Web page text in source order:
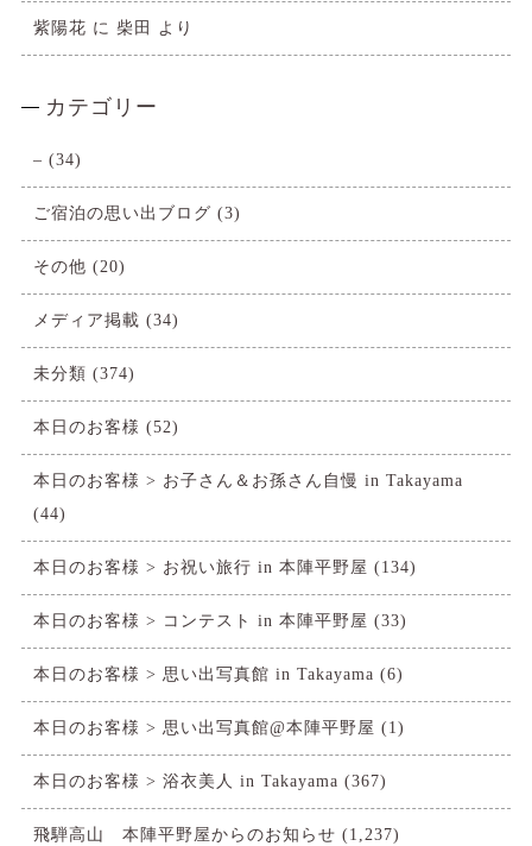
紫陽花 に 柴田 より
カテゴリー
– (34)
ご宿泊の思い出ブログ (3)
その他 (20)
メディア掲載 (34)
未分類 (374)
本日のお客様 (52)
本日のお客様 > お子さん＆お孫さん自慢 in Takayama
(44)
本日のお客様 > お祝い旅行 in 本陣平野屋 (134)
本日のお客様 > コンテスト in 本陣平野屋 (33)
本日のお客様 > 思い出写真館 in Takayama (6)
本日のお客様 > 思い出写真館@本陣平野屋 (1)
本日のお客様 > 浴衣美人 in Takayama (367)
飛騨高山 本陣平野屋からのお知らせ (1,237)